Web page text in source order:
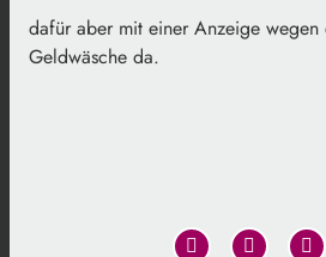
dafür aber mit einer Anzeige wegen
Geldwäsche da.